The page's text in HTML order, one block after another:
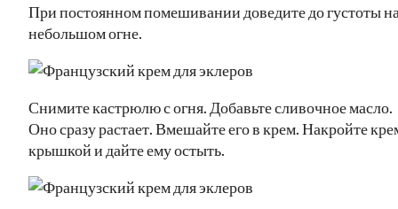
При постоянном помешивании доведите до густоты
небольшом огне.
Снимите кастрюлю с огня. Добавьте сливочное масло.
Оно сразу растает. Вмешайте его в крем. Накройте
крышкой и дайте ему остыть.